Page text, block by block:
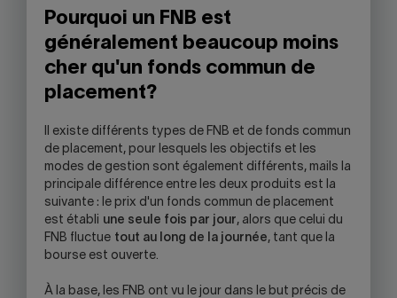
Pourquoi un FNB est
généralement beaucoup moins
cher qu'un fonds commun de
placement?
Il existe différents types de FNB et de fonds commun
de placement, pour lesquels les objectifs et les
modes de gestion sont également différents, mails la
principale différence entre les deux produits est la
suivante : le prix d'un fonds commun de placement
est établi une seule fois par jour, alors que celui du
FNB fluctue tout au long de la journée, tant que la
bourse est ouverte.
À la base, les FNB ont vu le jour dans le but précis de